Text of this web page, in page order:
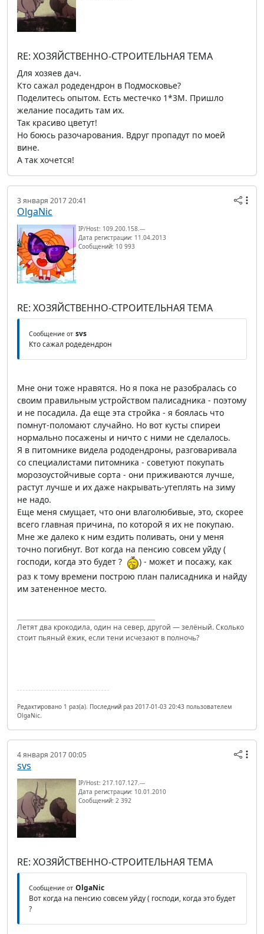
RE: ХОЗЯЙСТВЕННО-СТРОИТЕЛЬНАЯ ТЕМА
Для хозяев дач.
Кто сажал родедендрон в Подмосковье?
Поделитесь опытом. Есть местечко 1*3М. Пришло
желание посадить там их.
Так красиво цветут!
Но боюсь разочарования. Вдруг пропадут по моей
вине.
А так хочется!
3 января 2017 20:41
OlgaNic
IP/Host: 109.200.158.---
Дата регистрации: 11.04.2013
Сообщений: 10 993
RE: ХОЗЯЙСТВЕННО-СТРОИТЕЛЬНАЯ ТЕМА
Сообщение от svs
Кто сажал родедендрон
Мне они тоже нравятся. Но я пока не разобралась со
своим правильным устройством палисадника - поэтому
и не посадила. Да еще эта стройка - я боялась что
помнут-поломают случайно. Но вот кусты спиреи
нормально посажены и ничто с ними не сделалось.
Я в питомнике видела рододендроны, разговаривала
со специалистами питомника - советуют покупать
морозоустойчивые сорта - они приживаются лучше,
растут лучше и их даже накрывать-утеплять на зиму
не надо.
Еще меня смущает, что они влаголюбивые, это, скорее
всего главная причина, по которой я их не покупаю.
Мне же далеко к ним ездить поливать, они у меня
точно погибнут. Вот когда на пенсию совсем уйду (
господи, когда это будет ?
) - может и посажу, как
раз к тому времени построю план палисадника и найду
им затененное место.
Летят два крокодила, один на север, другой — зелёный. Сколько
стоит пьяный ёжик, если тени исчезают в полночь?
Редактировано 1 раз(а). Последний раз 2017-01-03 20:43 пользователем
OlgaNic.
4 января 2017 00:05
svs
IP/Host: 217.107.127.---
Дата регистрации: 10.01.2010
Сообщений: 2 392
RE: ХОЗЯЙСТВЕННО-СТРОИТЕЛЬНАЯ ТЕМА
Сообщение от OlgaNic
Вот когда на пенсию совсем уйду ( господи, когда это будет
?